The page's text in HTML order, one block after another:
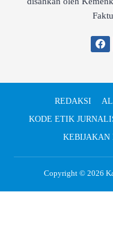
REDAKSI
KODE ETIK
KEBIJAKAN
Copyright © 2026